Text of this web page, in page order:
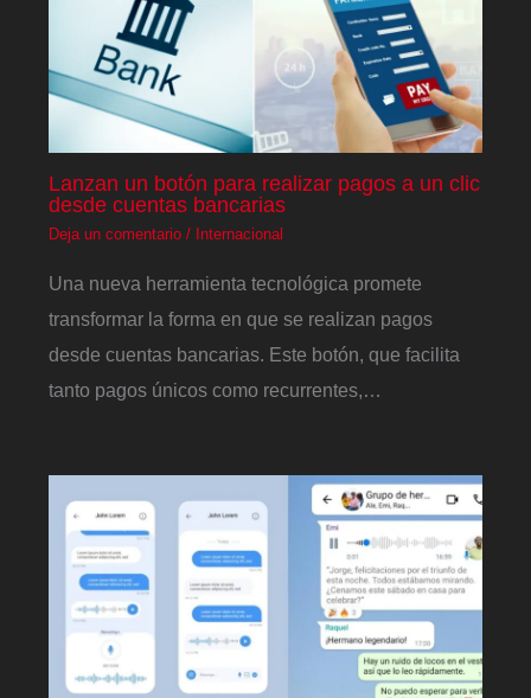
Lanzan un botón para realizar pagos a un clic
desde cuentas bancarias
Deja un comentario / Internacional
Una nueva herramienta tecnológica promete
transformar la forma en que se realizan pagos
desde cuentas bancarias. Este botón, que facilita
tanto pagos únicos como recurrentes,…